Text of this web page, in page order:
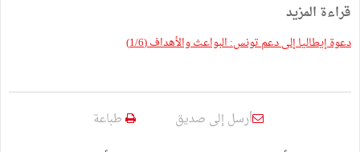
قراءة المزيد
دعوة إيطاليا إلى دعم تونس: البواعث والأهداف (1/6)
أرسل إلى صديق طباعة